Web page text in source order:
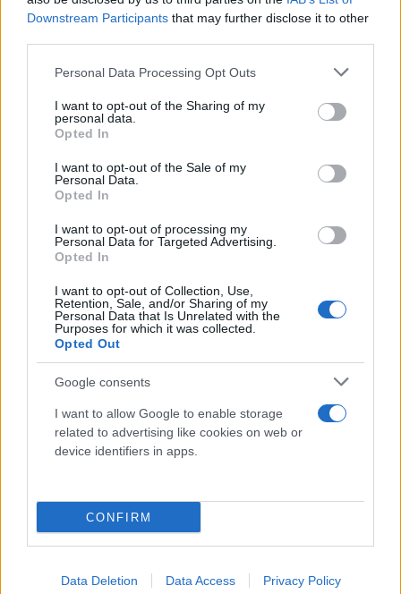
Downstream Participants that may further disclose it to other
Please note that this website/app uses one or more Google
not limited to your visit or usage behaviour. You may click to
grant or deny consent to Google and its third-party tags to
use your data for below specified purposes in below Google
consent section.
Personal Data Processing Opt Outs
I want to opt-out of the Sharing of my
personal data.
Opted In
I want to opt-out of the Sale of my
Personal Data.
Opted In
I want to opt-out of processing my
Personal Data for Targeted Advertising.
Opted In
I want to opt-out of Collection, Use,
Retention, Sale, and/or Sharing of my
Personal Data that Is Unrelated with the
Purposes for which it was collected.
Opted Out
Google consents
I want to allow Google to enable storage
related to advertising like cookies on web or
device identifiers in apps.
CONFIRM
Data Deletion Data Access Privacy Policy
Την υπόθεση ανέλαβε το τοπικό Αστυνομικό